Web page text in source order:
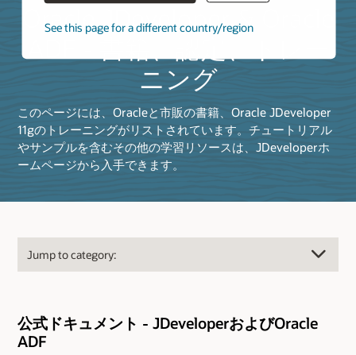
See this page for a different country/region
Oracle JDeveloper & Oracle
ニング
このページには、Oracleと市販の書籍、Oracle JDeveloper
11gのトレーニングがリストされています。チュートリアル
やサンプルを含むその他の学習リソースは、JDeveloperホ
ームページから入手できます。
公式ドキュメント - JDeveloperおよびOracle
ADF